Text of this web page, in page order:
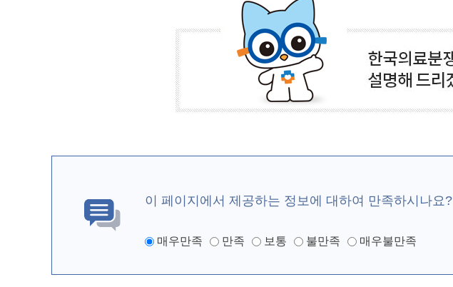
이 페이지에서 제공하는 정보에 대하여 만족하시나요?
매우만족 만족 보통 불만족 매우불만족